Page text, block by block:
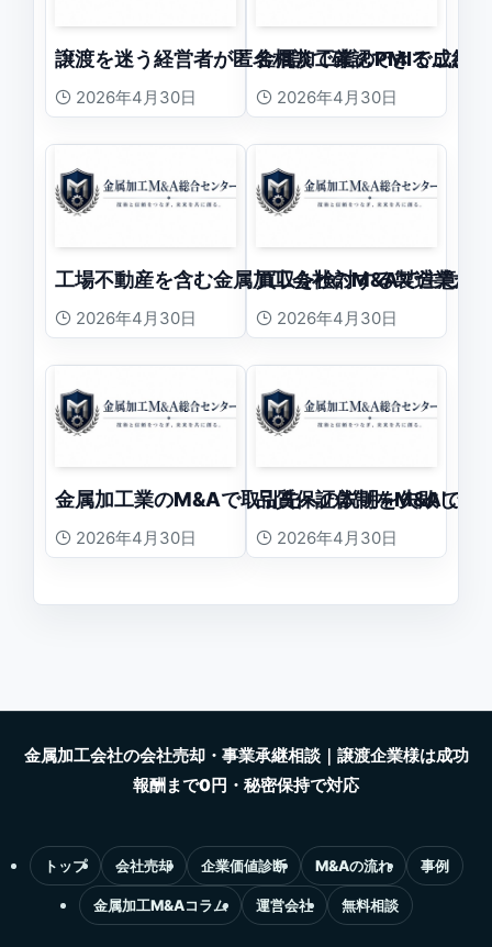
譲渡を迷う経営者が匿名相談で確認できること
2026年4月30日
金属加工業のPMIで成約
2026年4月30日
工場不動産を含む金属加工会社のM&Aで注意す
2026年4月30日
買収を検討する製造業が
2026年4月30日
金属加工業のM&Aで取引先への説明を失敗しな
2026年4月30日
品質保証体制をM&Aで評
2026年4月30日
トップ 会社売却 企業価値診断 M&Aの流れ 事例
金属加工M&Aコラム 運営会社 無料相談